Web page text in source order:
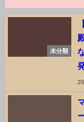
未分類